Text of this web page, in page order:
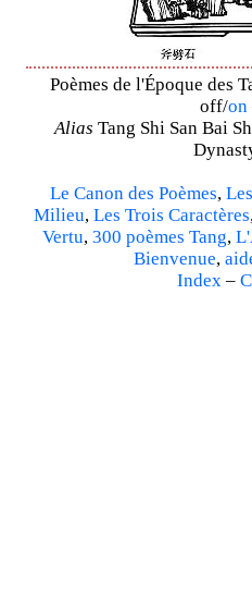
Poèmes de l'Époque des
off/on
Alias Tang Shi San Bai
Le Canon des Poèmes,
Milieu, Les Trois Caractères
Vertu, 300 poèmes Tang,
Bienvenue,
Index–